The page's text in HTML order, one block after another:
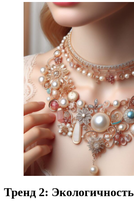
Тренд 2: Экологичность